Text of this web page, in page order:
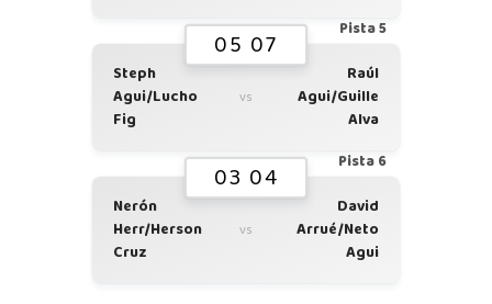
Pista 5
05 07
Steph
Agui/Lucho
Fig
vs
Raúl
Agui/Guille
Alva
Pista 6
03 04
Nerón
Herr/Herson
Cruz
vs
David
Arrué/Neto
Agui